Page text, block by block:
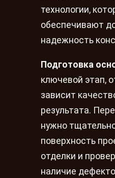
технологии,
обеспечивают
надежность
Подготовка
ключевой этап,
зависит
результата.
нужно
поверхность
отделки и
наличие